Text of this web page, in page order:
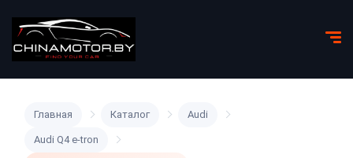
Главная Каталог Audi
Audi Q4 e-tron